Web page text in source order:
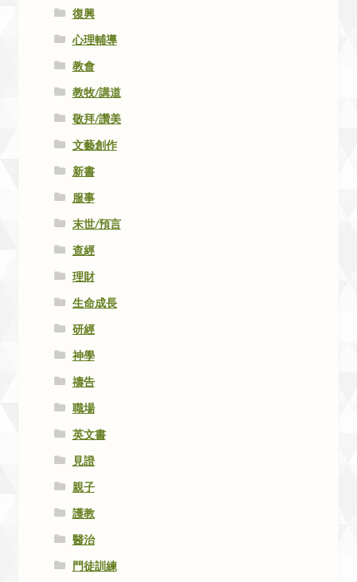
復興
心理輔導
教會
教牧/講道
敬拜/讚美
文藝創作
新書
服事
末世/預言
查經
理財
生命成長
研經
神學
禱告
職場
英文書
見證
親子
護教
醫治
門徒訓練